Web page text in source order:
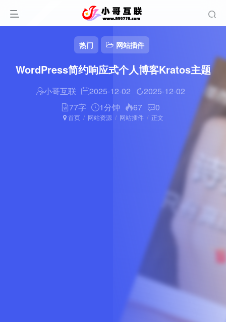
热门 网站插件
WordPress简约响应式个人博客Kratos主题
小哥互联 2025-12-02
2025-12-02
77字
1分钟 67 0
首页 网站资源 网站插件 正文
扫码登录
、隐私声明